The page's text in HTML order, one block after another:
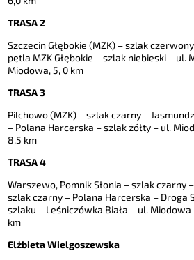
TRASA 2
Szczecin Głębokie (MZK) – szlak
pętla MZK Głębokie – szlak niebieski – ul.
Miodowa, 5, 0 km
TRASA 3
Pilchowo (MZK) – szlak czarny –
– Polana Harcerska – szlak żółty – ul.
8,5 km
TRASA 4
Warszewo, Pomnik Słonia – szlak czarny
szlak czarny – Polana Harcerska – Droga
szlaku – Leśniczówka Biała – ul.
km
Elżbieta Wielgoszewska